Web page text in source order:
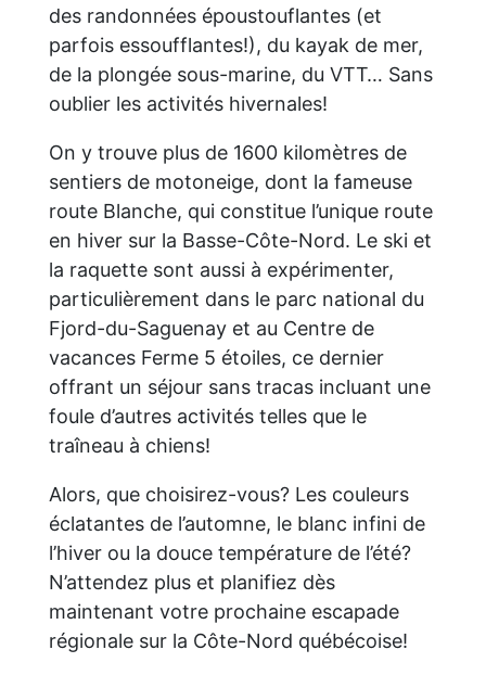
des randonnées époustouflantes (et
parfois essoufflantes!), du kayak de mer,
de la plongée sous-marine, du VTT… Sans
oublier les activités hivernales!
On y trouve plus de 1600 kilomètres de
sentiers de motoneige, dont la fameuse
route Blanche, qui constitue l’unique route
en hiver sur la Basse-Côte-Nord. Le ski et
la raquette sont aussi à expérimenter,
particulièrement dans le parc national du
Fjord-du-Saguenay et au Centre de
vacances Ferme 5 étoiles, ce dernier
offrant un séjour sans tracas incluant une
foule d’autres activités telles que le
traîneau à chiens!
Alors, que choisirez-vous? Les couleurs
éclatantes de l’automne, le blanc infini de
l’hiver ou la douce température de l’été?
N’attendez plus et planifiez dès
maintenant votre prochaine escapade
régionale sur la Côte-Nord québécoise!